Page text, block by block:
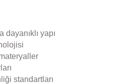
dayanıklı yapı
standartları